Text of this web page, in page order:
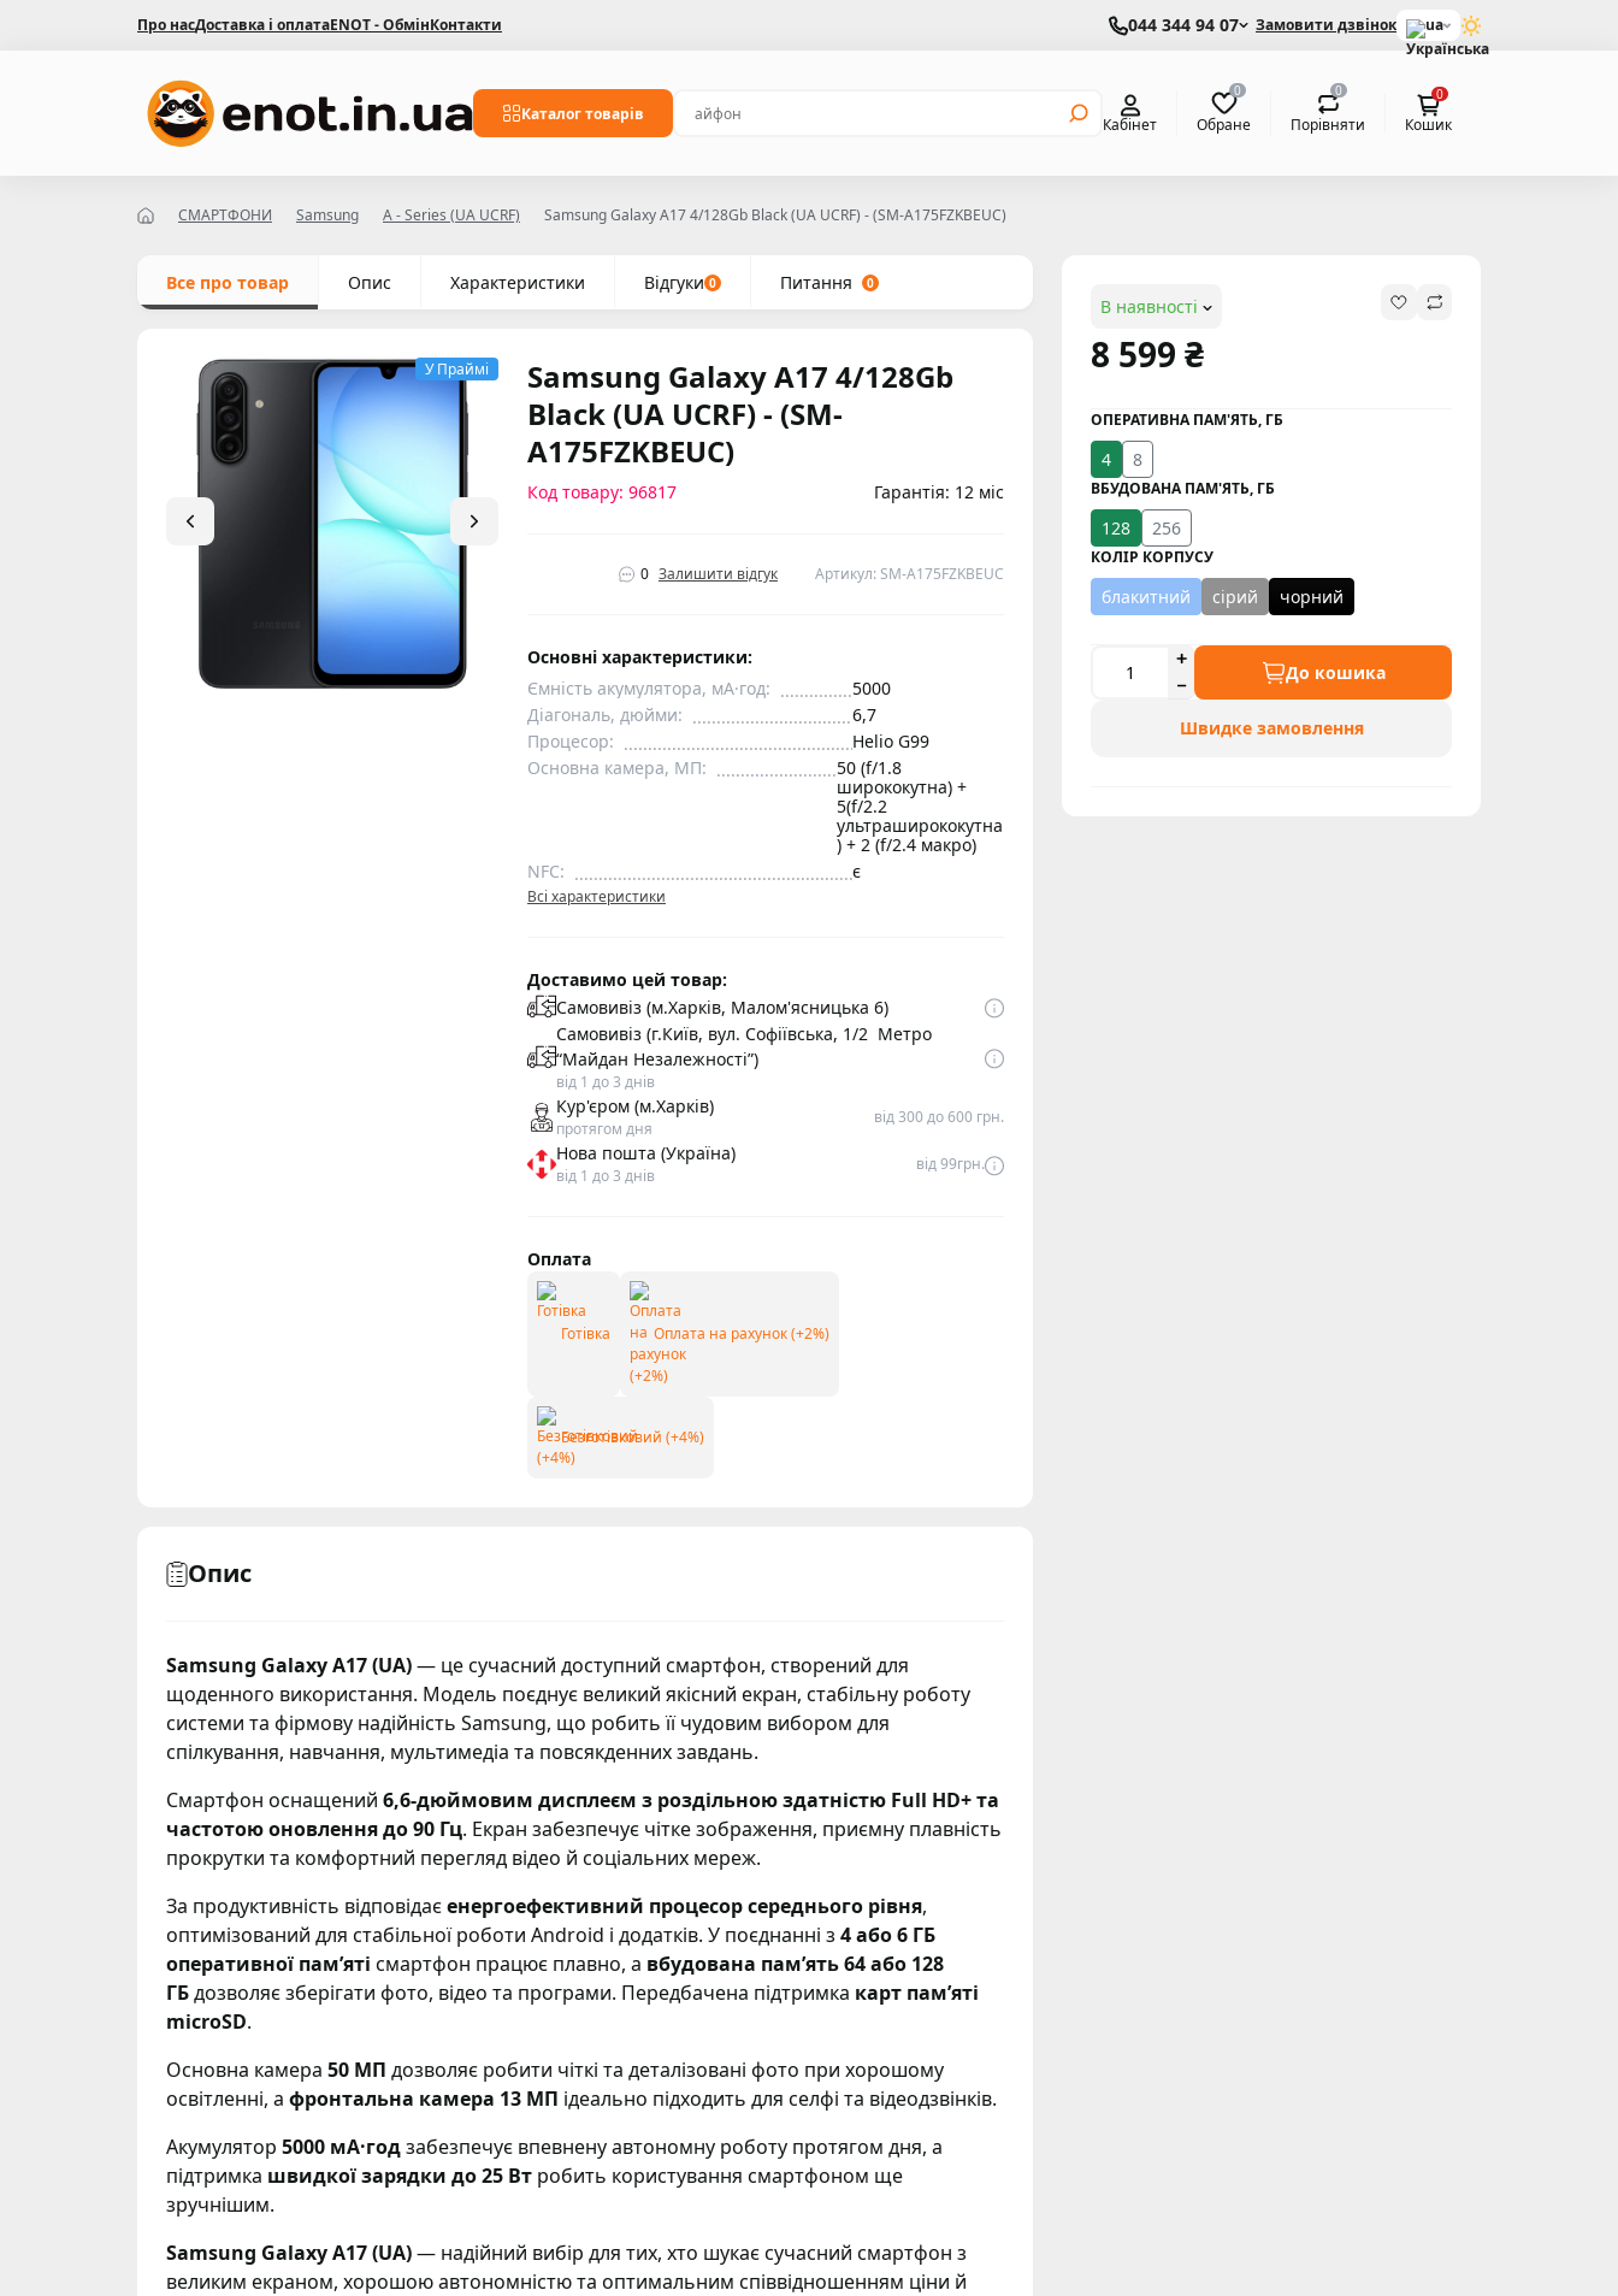
Про насДоставка і оплатаENOT - ОбмінКонтакти 044 344 94 07 Замовити дзвінок ua
Каталог товарів
Кабінет
0
Обране
0
Порівняти
0
Кошик
СМАРТФОНИ Samsung A - Series (UA UCRF) Samsung Galaxy A17 4/128Gb Black (UA UCRF) - (SM-A175FZKBEUC)
Все про товар Опис Характеристики Відгуки 0 Питання 0
У Праймі
Samsung Galaxy A17 4/128Gb
Black (UA UCRF) - (SM-
A175FZKBEUC)
Код товару: 96817 Гарантія: 12 міс
0 Залишити відгук Артикул: SM-A175FZKBEUC
В наявності
8 599 ₴
ОПЕРАТИВНА ПАМ'ЯТЬ, ГБ
4 8
ВБУДОВАНА ПАМ'ЯТЬ, ГБ
128 256
КОЛІР КОРПУСУ
блакитний сірий чорний
До кошика
Швидке замовлення
Основні характеристики:
Ємність акумулятора, мА·год:
5000
Діагональ, дюйми:
6,7
Процесор:
Helio G99
Основна камера, МП:
50 (f/1.8
ширококутна) +
5(f/2.2
ультраширококутна
) + 2 (f/2.4 макро)
NFC:
є
Всі характеристики
Доставимо цей товар:
Самовивіз (м.Харків, Малом'ясницька 6)
Самовивіз (г.Київ, вул. Софіївська, 1/2 Метро
“Майдан Незалежності”)
від 1 до 3 днів
Кур'єром (м.Харків)
протягом дня
від 300 до 600 грн.
Нова пошта (Україна)
від 1 до 3 днів
від 99грн.
Оплата
Готівка Оплата на рахунок (+2%)
Безготівковий (+4%)
Опис
Samsung Galaxy A17 (UA)— це сучасний доступний смартфон, створений для
щоденного використання. Модель поєднує великий якісний екран, стабільну роботу
системи та фірмову надійність Samsung, що робить її чудовим вибором для
спілкування, навчання, мультимедіа та повсякденних завдань.
Смартфон оснащений 6,6-дюймовим дисплеєм з роздільною здатністю Full HD+ та
частотою оновлення до 90 Гц. Екран забезпечує чітке зображення, приємну плавність
прокрутки та комфортний перегляд відео й соціальних мереж.
За продуктивність відповідаєенергоефективний процесор середнього рівня,
оптимізований для стабільної роботи Android і додатків. У поєднанні з 4 або 6 ГБ
оперативної пам’яті смартфон працює плавно, а вбудована пам’ять 64 або 128
ГБдозволяє зберігати фото, відео та програми. Передбачена підтримка карт пам’яті
microSD.
Основна камера 50 МП дозволяє робити чіткі та деталізовані фото при хорошому
освітленні, а фронтальна камера 13 МП ідеально підходить для селфі та відеодзвінків.
Акумулятор 5000 мА·годзабезпечує впевнену автономну роботу протягом дня, а
підтримка швидкої зарядки до 25 Вт робить користування смартфоном ще
зручнішим.
Samsung Galaxy A17 (UA)— надійний вибір для тих, хто шукає сучасний смартфон з
великим екраном, хорошою автономністю та оптимальним співвідношенням ціни й